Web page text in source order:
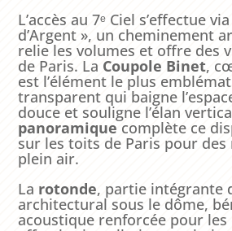
L’accès au 7ᵉ Ciel s’effectue
d’Argent », un cheminement
relie les volumes et offre des
de Paris. La Coupole Binet,
est l’élément le plus
transparent qui baigne
douce et souligne l’élan
panoramiquecomplète ce
sur les toits de Paris pour des
plein air.
La rotonde, partie intégrante
architectural sous le dôme,
acoustique renforcée pour les